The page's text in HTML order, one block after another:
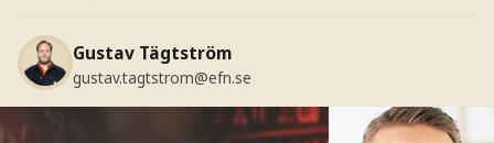
Gustav Tägtström
gustav.tagtstrom@efn.se